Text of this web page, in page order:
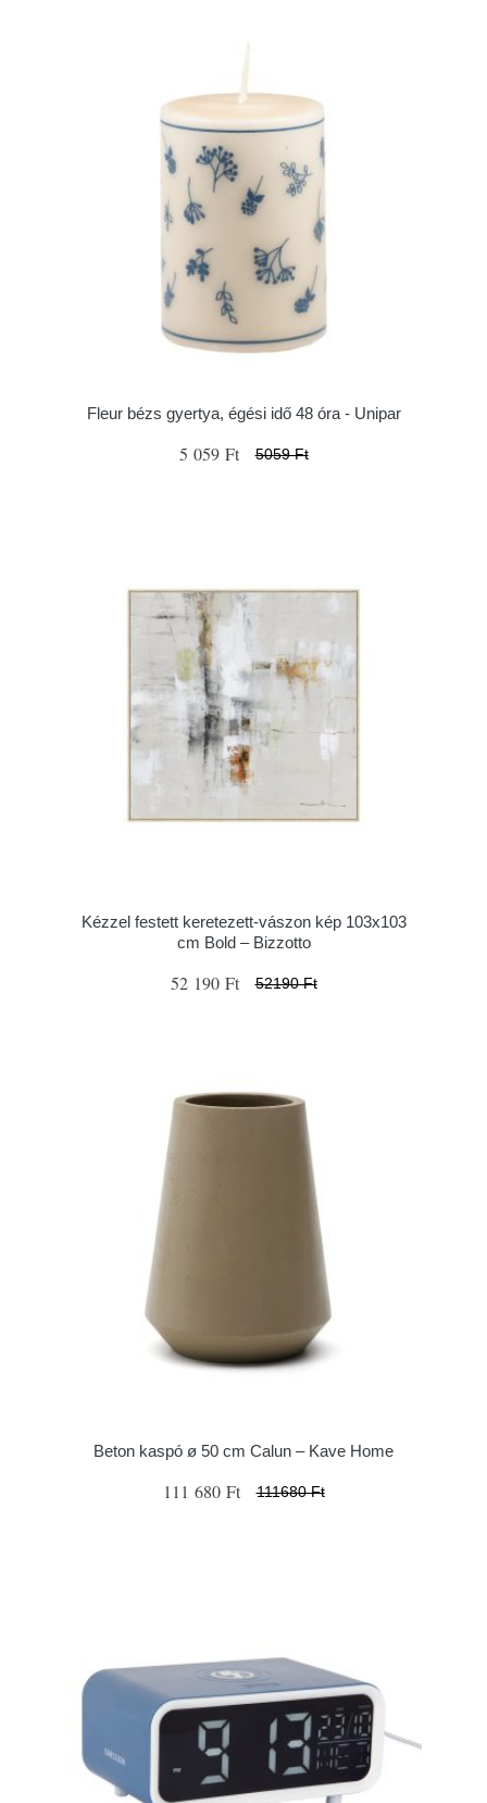
Fleur bézs gyertya, égési idő 48 óra - Unipar
5 059 Ft 5059 Ft
Kézzel festett keretezett-vászon kép 103x103
cm Bold – Bizzotto
52 190 Ft 52190 Ft
Beton kaspó ø 50 cm Calun – Kave Home
111 680 Ft 111680 Ft